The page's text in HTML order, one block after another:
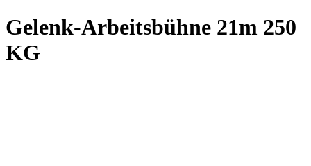
Gelenk-Arbeitsbühne 21m 250
KG